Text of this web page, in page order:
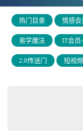
热门目录 情感会
易学魔法 IT会员
2.0传送门 短视